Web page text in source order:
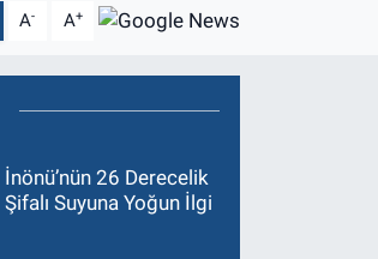
A- A+
İnönü’nün 26 Derecelik
Şifalı Suyuna Yoğun İlgi